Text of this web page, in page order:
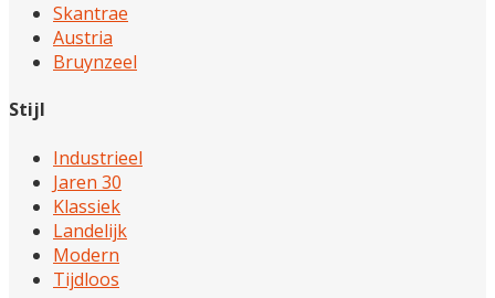
Skantrae
Austria
Bruynzeel
Stijl
Industrieel
Jaren 30
Klassiek
Landelijk
Modern
Tijdloos